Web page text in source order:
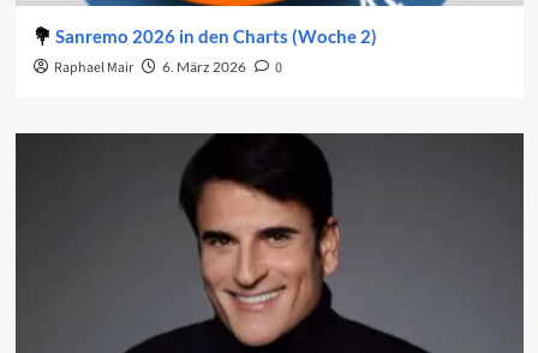
Sanremo 2026 in den Charts (Woche 2)
Raphael Mair 6. März 2026 0